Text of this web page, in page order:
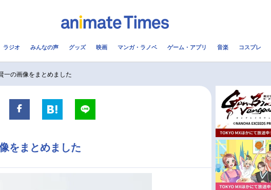
配信・Vtuber
実写化映画一覧
男性声優/女性声優一覧
今期アニメ曜日別一覧
夏アニメ
ラジオ みんなの声 グッズ 映画 マンガ・ラノベ ゲーム・アプリ 音楽 コスプレ
一の画像をまとめました
をまとめました